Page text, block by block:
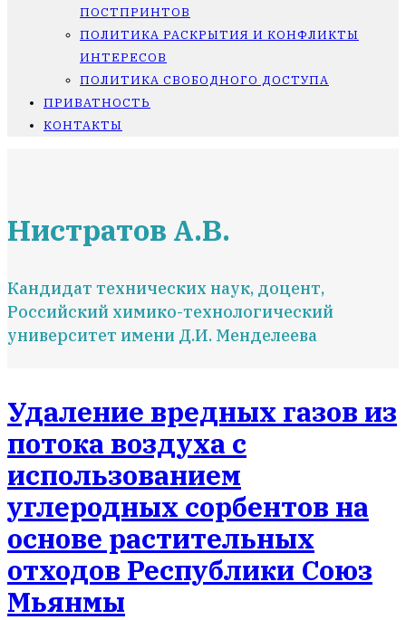
ПОСТПРИНТОВ
ПОЛИТИКА РАСКРЫТИЯ И КОНФЛИКТЫ
ИНТЕРЕСОВ
ПОЛИТИКА СВОБОДНОГО ДОСТУПА
ПРИВАТНОСТЬ
КОНТАКТЫ
Нистратов А.В.
Кандидат технических наук, доцент,
Российский химико-технологический
университет имени Д.И. Менделеева
Удаление вредных газов из
потока воздуха с
использованием
углеродных сорбентов на
основе растительных
отходов Республики Союз
Мьянмы